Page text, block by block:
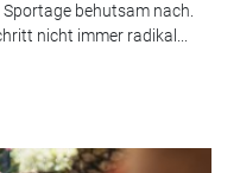
behutsam nach.
nicht immer radikal...